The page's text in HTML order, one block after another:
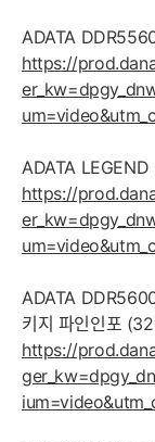
ADATA
https://
ADATA
https://
ADATA
키지 파인인포
https://